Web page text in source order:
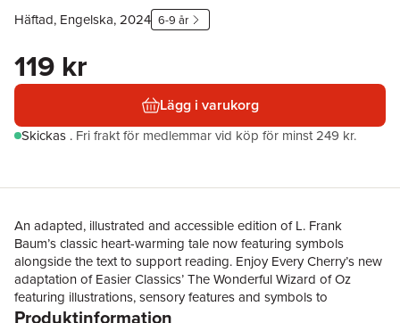
Häftad, Engelska, 2024 6-9 år
119 kr
Lägg i varukorg
Skickas . Fri frakt för medlemmar vid köp för minst 249 kr.
An adapted, illustrated and accessible edition of L. Frank
Baum’s classic heart-warming tale now featuring symbols
alongside the text to support reading. Enjoy Every Cherry’s new
adaptation of Easier Classics’ The Wonderful Wizard of Oz
featuring illustrations, sensory features and symbols to
accompany the text to aid in reading comprehension and
Produktinformation